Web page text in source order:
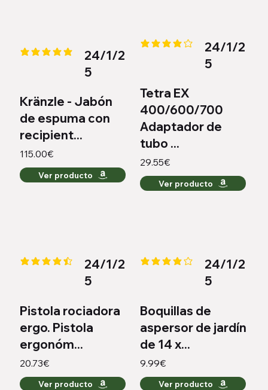
la calificación promedio es 5 de 5
24/1/2
5
Kränzle - Jabón
de espuma con
recipient...
115.00€
Ver producto
la calificación promedio es 4.2
24/1/2
5
Tetra EX
400/600/700
Adaptador de
tubo ...
29.55€
Ver producto
la calificación promedio es 4.4 de 5
24/1/2
5
Pistola rociadora
ergo. Pistola
ergonóm...
20.73€
Ver producto
la calificación promedio es 3.8
24/1/2
5
Boquillas de
aspersor de jardín
de 14 x...
9.99€
Ver producto